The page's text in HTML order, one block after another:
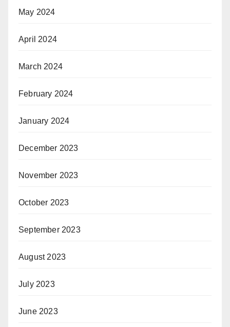
May 2024
April 2024
March 2024
February 2024
January 2024
December 2023
November 2023
October 2023
September 2023
August 2023
July 2023
June 2023